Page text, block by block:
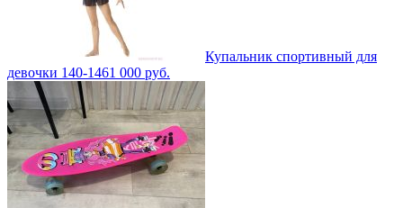
Купальник спортивный для
девочки 140-1461 000 руб.